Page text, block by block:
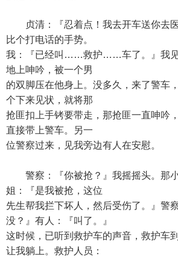
贞清：『忍着点！我去开车送你去医
比个打电话的手势。
我：『已经叫……救护……车了。』我见
地上呻吟，被一个男
的双脚压在他身上。没多久，来了警车
个下来见状，就将那
抢匪扣上手铐要带走，那抢匪一直呻吟
直接带上警车。另一
位警察过来，见我旁边有人在安慰。
警察：『你被抢？』我摇摇头。那
姐：『是我被抢，这位
先生帮我拦下坏人，然后受伤了。』警
没？』有人：『叫了。』
这时候，已听到救护车的声音，救护车
让我躺上。救护人员：